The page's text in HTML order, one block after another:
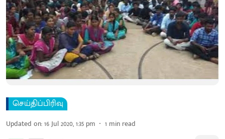
செய்திப்பிரிவு
Updated on:16 Jul 2020, 1:35 pm 1 min read